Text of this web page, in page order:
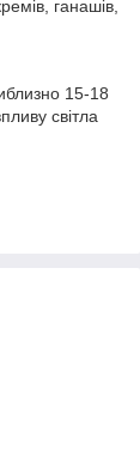
ганашів,
15-18
світла